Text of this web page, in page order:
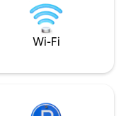
de
1
aux terrasses.
avec une vue
que la plage de
proximité (à 15
Wi-Fi